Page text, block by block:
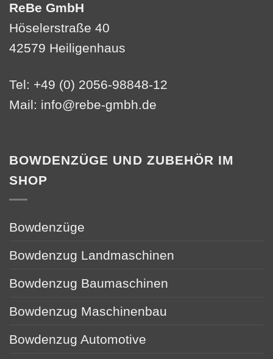
ReBe GmbH
Höselerstraße 40
42579 Heiligenhaus
Tel: +49 (0) 2056-98848-12
Mail: info@rebe-gmbh.de
BOWDENZÜGE UND ZUBEHÖR IM
SHOP
Bowdenzüge
Bowdenzug Landmaschinen
Bowdenzug Baumaschinen
Bowdenzug Maschinenbau
Bowdenzug Automotive